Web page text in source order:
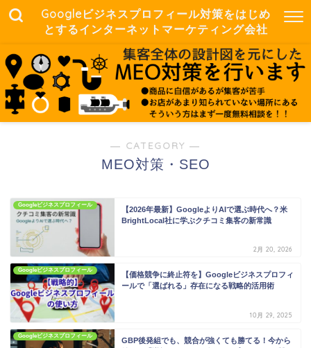
Googleビジネスプロフィール対策をはじめ
とするインターネットマーケティング会社
― CATEGORY ―
MEO対策・SEO
Googleビジネスプロフィール
【2026年最新】GoogleよりAIで選ぶ時代へ？米
BrightLocal社に学ぶクチコミ集客の新常識
2月 20, 2026
Googleビジネスプロフィール
【価格競争に終止符を】Googleビジネスプロフィ
ールで「選ばれる」存在になる戦略的活用術
10月 29, 2025
Googleビジネスプロフィール
GBP後発組でも、競合が強くても勝てる！今から